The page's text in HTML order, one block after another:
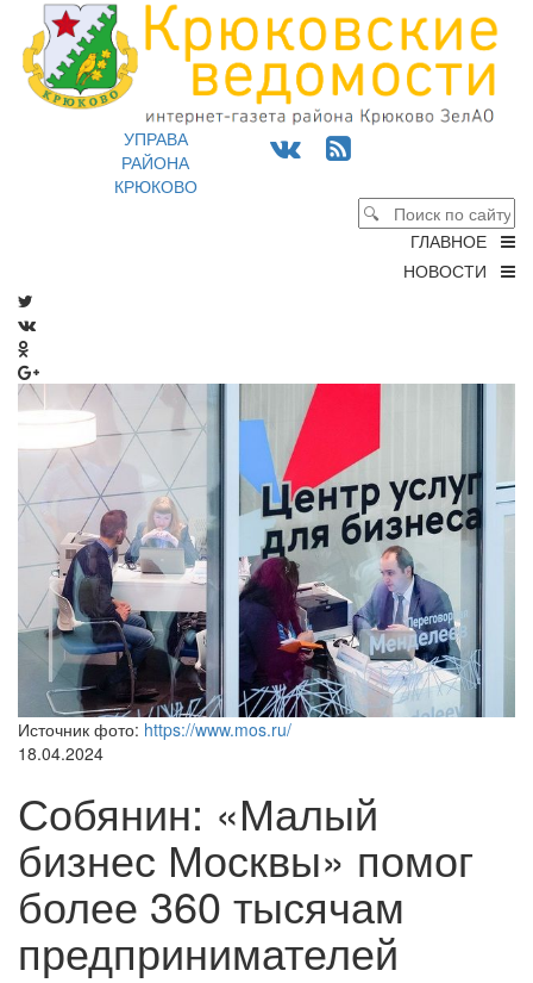
УПРАВА
РАЙОНА
КРЮКОВО
ГЛАВНОЕ
НОВОСТИ
Источник фото: https://www.mos.ru/
18.04.2024
Собянин: «Малый
бизнес Москвы» помог
более 360 тысячам
предпринимателей